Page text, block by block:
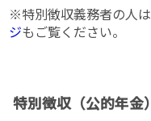
※特別徴収義務者の人は
ジもご覧ください。
特別徴収（公的年金）